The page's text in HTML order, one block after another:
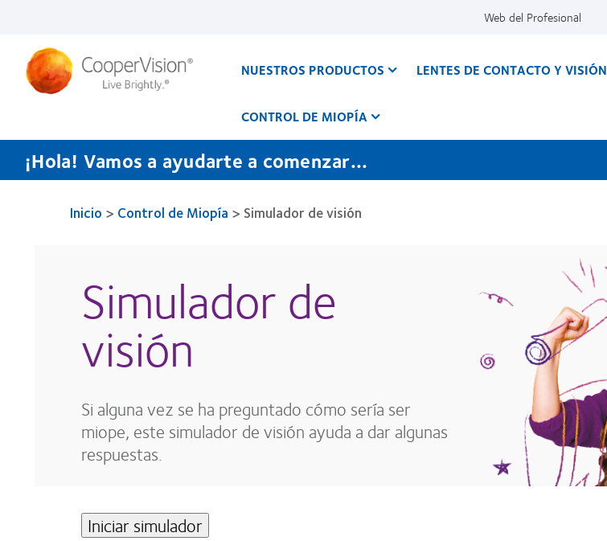
principal
Web del Profesional
NUESTROS PRODUCTOS LENTES DE CONTACTO Y VISIÓN
CONTROL DE MIOPÍA
¡Hola! Vamos a ayudarte a comenzar...
Inicio > Control de Miopía > Simulador de visión
Simulador de
visión
Si alguna vez se ha preguntado cómo sería ser
miope, este simulador de visión ayuda a dar algunas
respuestas.
Iniciar simulador